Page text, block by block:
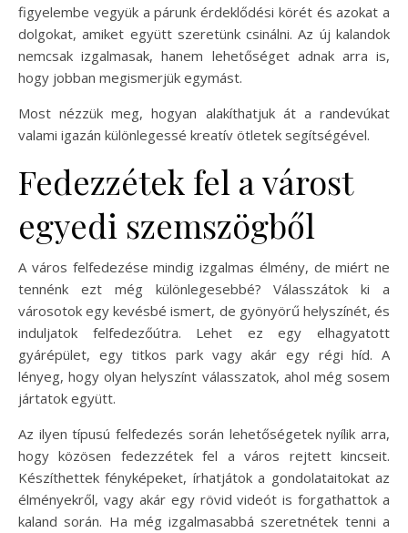
figyelembe vegyük a párunk érdeklődési körét és azokat a
dolgokat, amiket együtt szeretünk csinálni. Az új kalandok
nemcsak izgalmasak, hanem lehetőséget adnak arra is,
hogy jobban megismerjük egymást.
Most nézzük meg, hogyan alakíthatjuk át a randevúkat
valami igazán különlegessé kreatív ötletek segítségével.
Fedezzétek fel a várost
egyedi szemszögből
A város felfedezése mindig izgalmas élmény, de miért ne
tennénk ezt még különlegesebbé? Válasszátok ki a
városotok egy kevésbé ismert, de gyönyörű helyszínét, és
induljatok felfedezőútra. Lehet ez egy elhagyatott
gyárépület, egy titkos park vagy akár egy régi híd. A
lényeg, hogy olyan helyszínt válasszatok, ahol még sosem
jártatok együtt.
Az ilyen típusú felfedezés során lehetőségetek nyílik arra,
hogy közösen fedezzétek fel a város rejtett kincseit.
Készíthettek fényképeket, írhatjátok a gondolataitokat az
élményekről, vagy akár egy rövid videót is forgathattok a
kaland során. Ha még izgalmasabbá szeretnétek tenni a